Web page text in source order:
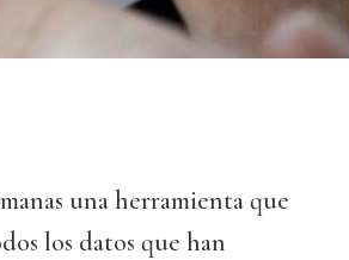
una herramienta que
los datos que han